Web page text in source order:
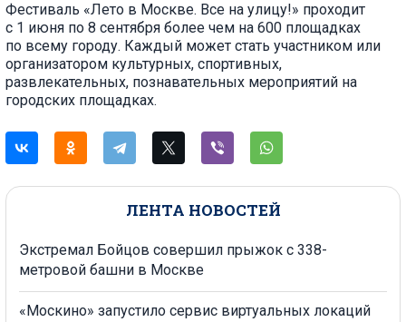
ЛЕНТА НОВОСТЕЙ
Экстремал Бойцов совершил прыжок с 338-
метровой башни в Москве
«Москино» запустило сервис виртуальных локаций
Фестиваль «Лето в Москве. Все на улицу!» проходит
с 1 июня по 8 сентября более чем на 600 площадках
по всему городу. Каждый может стать участником или
организатором культурных, спортивных,
развлекательных, познавательных мероприятий на
городских площадках.